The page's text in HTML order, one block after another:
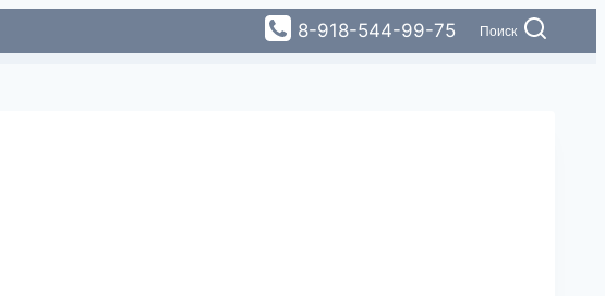
8-918-544-99-75 Поиск